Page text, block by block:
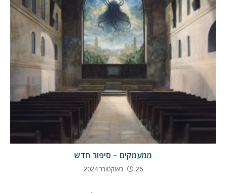
ממעמקים – סיפור חדש
26 באוקטובר 2024